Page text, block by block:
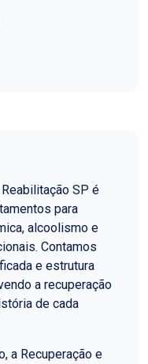
SP é
para
alcoolismo e
Contamos
e estrutura
a recuperação
de cada
a Recuperação e